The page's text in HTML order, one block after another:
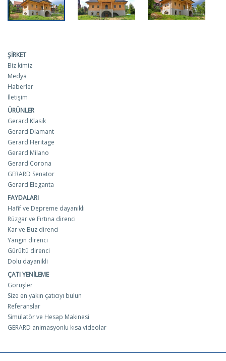
ŞIRKET
Biz kimiz
Medya
Haberler
İletişim
ÜRÜNLER
Gerard Klasik
Gerard Diamant
Gerard Heritage
Gerard Milano
Gerard Corona
GERARD Senator
Gerard Eleganta
FAYDALARI
Hafif ve Depreme dayanıklı
Rüzgar ve Fırtına direnci
Kar ve Buz direnci
Yangın direnci
Gürültü direnci
Dolu dayanikli
ÇATI YENILEME
Görüşler
Size en yakın çatıcıyı bulun
Referanslar
Simülatör ve Hesap Makinesi
GERARD animasyonlu kısa videolar